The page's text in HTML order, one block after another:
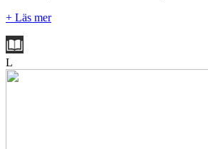
+ Läs mer
L